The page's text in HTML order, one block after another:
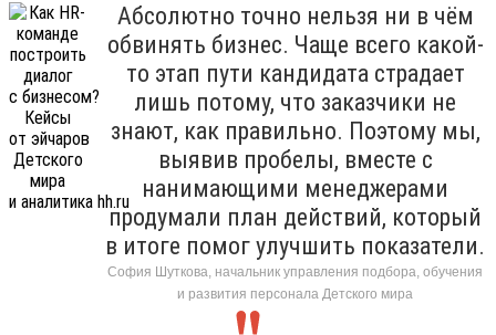
Абсолютно точно нельзя ни в чём
обвинять бизнес. Чаще всего какой-
то этап пути кандидата страдает
лишь потому, что заказчики не
знают, как правильно. Поэтому мы,
выявив пробелы, вместе с
нанимающими менеджерами
продумали план действий, который
в итоге помог улучшить показатели.
София Шуткова, начальник управления подбора, обучения
и развития персонала Детского мира